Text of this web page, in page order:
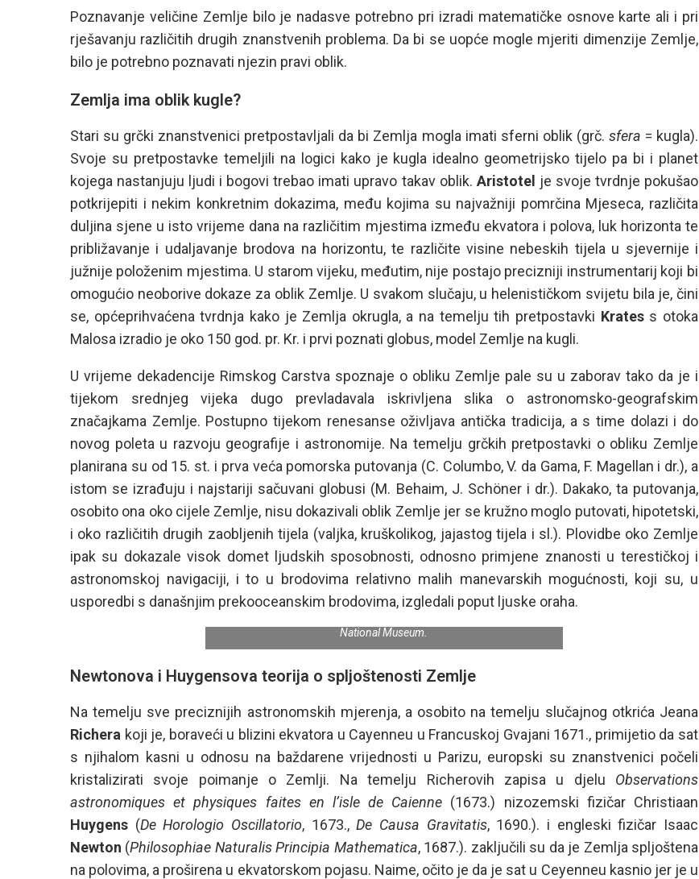
Poznavanje veličine Zemlje bilo je nadasve potrebno pri izradi matematičke osnove karte ali i pri
rješavanju različitih drugih znanstvenih problema. Da bi se uopće mogle mjeriti dimenzije Zemlje,
bilo je potrebno poznavati njezin pravi oblik.
Zemlja ima oblik kugle?
Stari su grčki znanstvenici pretpostavljali da bi Zemlja mogla imati sferni oblik (grč. sfera = kugla).
Svoje su pretpostavke temeljili na logici kako je kugla idealno geometrijsko tijelo pa bi i planet
kojega nastanjuju ljudi i bogovi trebao imati upravo takav oblik. Aristotel je svoje tvrdnje pokušao
potkrijepiti i nekim konkretnim dokazima, među kojima su najvažniji pomrčina Mjeseca, različita
duljina sjene u isto vrijeme dana na različitim mjestima između ekvatora i polova, luk horizonta te
približavanje i udaljavanje brodova na horizontu, te različite visine nebeskih tijela u sjevernije i
južnije položenim mjestima. U starom vijeku, međutim, nije postajo precizniji instrumentarij koji bi
omogućio neoborive dokaze za oblik Zemlje. U svakom slučaju, u helenističkom svijetu bila je, čini
se, općeprihvaćena tvrdnja kako je Zemlja okrugla, a na temelju tih pretpostavki Kratess otoka
Malosa izradio je oko 150 god. pr. Kr. i prvi poznati globus, model Zemlje na kugli.
U vrijeme dekadencije Rimskog Carstva spoznaje o obliku Zemlje pale su u zaborav tako da je i
tijekom srednjeg vijeka dugo prevladavala iskrivljena slika o astronomsko-geografskim
značajkama Zemlje. Postupno tijekom renesanse oživljava antička tradicija, a s time dolazi i do
novog poleta u razvoju geografije i astronomije. Na temelju grčkih pretpostavki o obliku Zemlje
planirana su od 15. st. i prva veća pomorska putovanja (C. Columbo, V. da Gama, F. Magellan i dr.), a
istom se izrađuju i najstariji sačuvani globusi (M. Behaim, J. Schöner i dr.). Dakako, ta putovanja,
osobito ona oko cijele Zemlje, nisu dokazivali oblik Zemlje jer se kružno moglo putovati, hipotetski,
i oko različitih drugih zaobljenih tijela (valjka, kruškolikog, jajastog tijela i sl.). Plovidbe oko Zemlje
ipak su dokazale visok domet ljudskih sposobnosti, odnosno primjene znanosti u terestičkoj i
astronomskoj navigaciji, i to u brodovima relativno malih manevarskih mogućnosti, koji su, u
usporedbi s današnjim prekooceanskim brodovima, izgledali poput ljuske oraha.
National Museum.
Newtonova i Huygensova teorija o spljoštenosti Zemlje
Na temelju sve preciznijih astronomskih mjerenja, a osobito na temelju slučajnog otkrića Jeana
Richera koji je, boraveći u blizini ekvatora u Cayenneu u Francuskoj Gvajani 1671., primijetio da sat
s njihalom kasni u odnosu na baždarene vrijednosti u Parizu, europski su znanstvenici počeli
kristalizirati svoje poimanje o Zemlji. Na temelju Richerovih zapisa u djelu Observations
astronomiques et physiques faites en l’isle de Caienne (1673.) nizozemski fizičar Christiaan
Huygens (De Horologio Oscillatorio, 1673.,De Causa Gravitatis, 1690.). i engleski fizičar Isaac
Newton (Philosophiae Naturalis Principia Mathematica, 1687.). zaključili su da je Zemlja spljoštena
na polovima, a proširena u ekvatorskom pojasu. Naime, očito je da je sat u Ceyenneu kasnio jer je u